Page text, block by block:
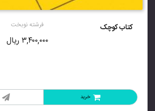
کتاب کوچک فرشته نوبخت
۳,۴۰۰,۰۰۰ ریال
خرید